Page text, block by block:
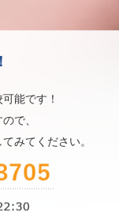
能です！
で、
みてください。